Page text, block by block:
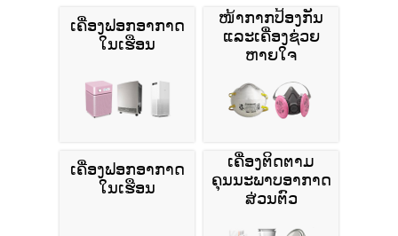
ເຄື່ອງຟອກອາກາດ
ໃນເຮືອນ
ໜ້າກາກປ້ອງກັນ
ແລະເຄື່ອງຊ່ວຍ
ຫາຍໃຈ
ເຄື່ອງຟອກອາກາດ
ໃນເຮືອນ
ເຄື່ອງຕິດຕາມ
ຄຸນນະພາບອາກາດ
ສ່ວນຕົວ